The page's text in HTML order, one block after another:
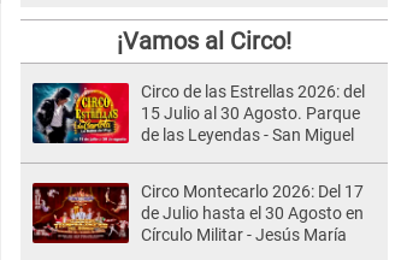
¡Vamos al Circo!
Circo de las Estrellas 2026: del
15 Julio al 30 Agosto. Parque
de las Leyendas - San Miguel
Circo Montecarlo 2026: Del 17
de Julio hasta el 30 Agosto en
Círculo Militar - Jesús María